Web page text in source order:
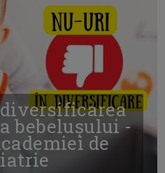
bebelușului -
de